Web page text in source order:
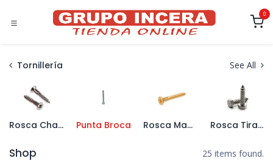
0
Tornillería See All
Rosca Chapa Punta Broca Rosca Madera Rosca Tirafondo
Shop 25 items found.